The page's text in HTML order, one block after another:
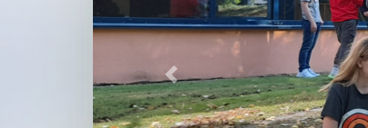
Previous